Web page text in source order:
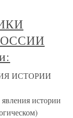
ИСТОРИИ
истории